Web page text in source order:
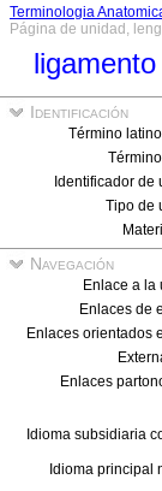
Terminologia
Página de unidad,
Identificación
Término
Identificador de
Tipo de
Navegación
Enlace a la
Enlaces de
Enlaces orientados
Enlaces
Idioma subsidiaria
Idioma principal